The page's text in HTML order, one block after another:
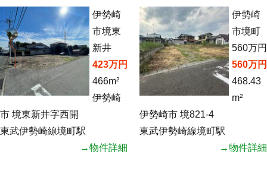
伊勢崎
市境東
新井
423万円
466m²
伊勢崎
市 境東新井字西開
東武伊勢崎線境町駅
→物件詳細
伊勢崎
市境町
560万円
560万円
468.43
m²
伊勢崎市 境821-4
東武伊勢崎線境町駅
→物件詳細